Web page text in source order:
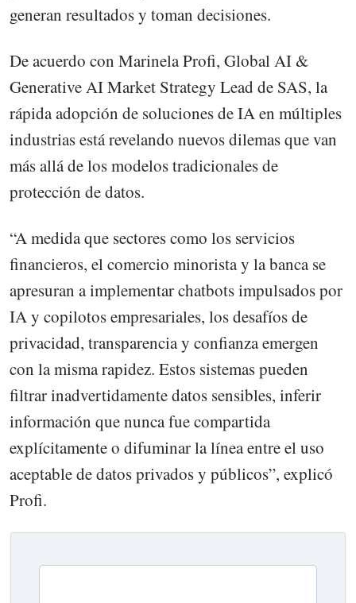
generan resultados y toman decisiones.
De acuerdo con Marinela Profi, Global AI &
Generative AI Market Strategy Lead de SAS, la
rápida adopción de soluciones de IA en múltiples
industrias está revelando nuevos dilemas que van
más allá de los modelos tradicionales de
protección de datos.
“A medida que sectores como los servicios
financieros, el comercio minorista y la banca se
apresuran a implementar chatbots impulsados por
IA y copilotos empresariales, los desafíos de
privacidad, transparencia y confianza emergen
con la misma rapidez. Estos sistemas pueden
filtrar inadvertidamente datos sensibles, inferir
información que nunca fue compartida
explícitamente o difuminar la línea entre el uso
aceptable de datos privados y públicos”, explicó
Profi.